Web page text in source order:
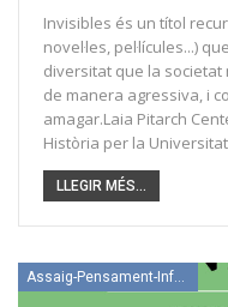
Invisibles és un títol
novel·les, pel·lícules...)
diversitat que la societat
de manera agressiva, i
amagar.Laia Pitarch
Història per la
LLEGIR MÉS...
Assaig-Pensament-Informació